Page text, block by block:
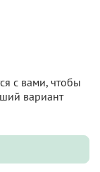
с вами, чтобы
вариант